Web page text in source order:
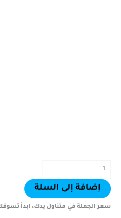
إضافة إلى السلة
سعر الجملة في متناول يدك، ابدأ